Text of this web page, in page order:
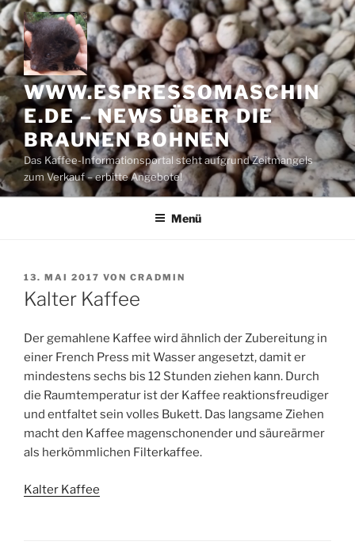
Zum
Inhalt
springen
WWW.ESPRESSOMASCHIN
E.DE – NEWS ÜBER DIE
BRAUNEN BOHNEN
Das Kaffee-Informationsportal steht aufgrund Zeitmangels
zum Verkauf – erbitte Angebote!
Menü
VERÖFFENTLICHT
AM
13. MAI 2017 VON CRADMIN
Kalter Kaffee
Der gemahlene Kaffee wird ähnlich der Zubereitung in
einer French Press mit Wasser angesetzt, damit er
mindestens sechs bis 12 Stunden ziehen kann. Durch
die Raumtemperatur ist der Kaffee reaktionsfreudiger
und entfaltet sein volles Bukett. Das langsame Ziehen
macht den Kaffee magenschonender und säureärmer
als herkömmlichen Filterkaffee.
Kalter Kaffee